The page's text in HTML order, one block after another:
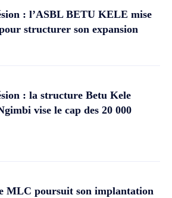
: l’ASBL BETU KELE mise
structurer son expansion
: la structure Betu Kele
vise le cap des 20 000
MLC poursuit son implantation